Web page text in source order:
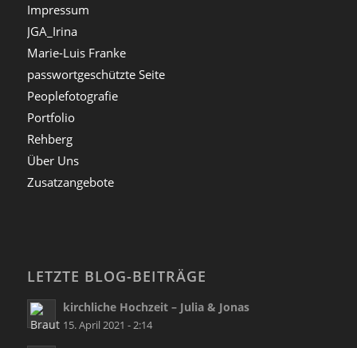
Impressum
JGA_Irina
Marie-Luis Franke
passwortgeschützte Seite
Peoplefotografie
Portfolio
Rehberg
Über Uns
Zusatzangebote
LETZTE BLOG-BEITRÄGE
kirchliche Hochzeit – Julia & Jonas
15. April 2021 - 2:14